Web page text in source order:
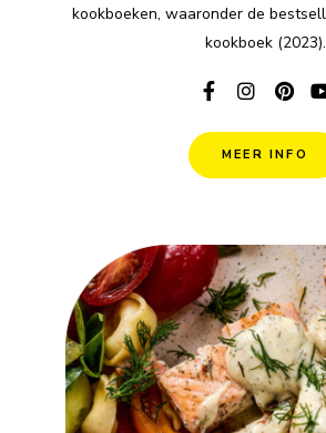
kookboeken, waaronder de
kookboek (2023).
MEER INFO